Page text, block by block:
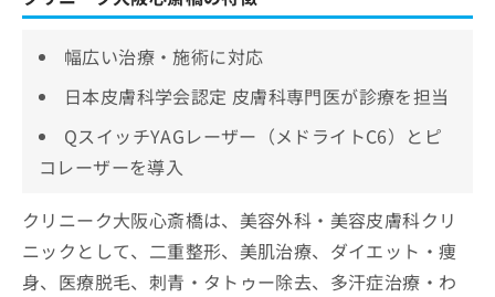
幅広い治療・施術に対応
日本皮膚科学会認定 皮膚科専門医が診療を担当
QスイッチYAGレーザー（メドライトC6）とピ
コレーザーを導入
クリニーク大阪心斎橋は、美容外科・美容皮膚科クリ
ニックとして、二重整形、美肌治療、ダイエット・痩
身、医療脱毛、刺青・タトゥー除去、多汗症治療・わ